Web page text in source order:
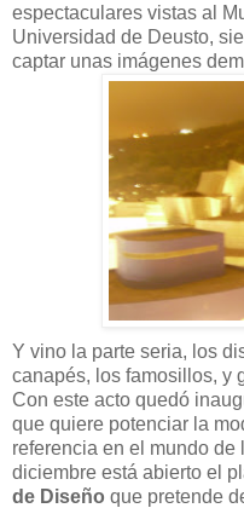
espectaculares vistas al
Universidad de Deusto,
captar unas imágenes
Y vino la parte seria, los
canapés, los famosillos, y
Con este acto quedó
que quiere potenciar la
referencia en el mundo de
diciembre está abierto el
de Diseño que pretende